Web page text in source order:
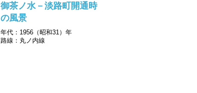
御茶ノ水－淡路町開通時
の風景
年代：1956（昭和31）年
路線：丸ノ内線